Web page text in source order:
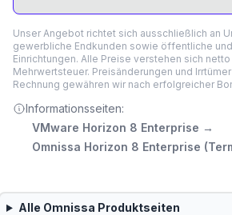
Unser Angebot richtet sich ausschließlich an
gewerbliche Endkunden sowie öffentliche
Einrichtungen. Alle Preise verstehen sich
Mehrwertsteuer. Preisänderungen und
Rechnung gewähren wir nach erfolgreicher
Informationsseiten:
VMware Horizon 8 Enterprise →
Omnissa Horizon 8 Enterprise
Alle Omnissa Produktseiten